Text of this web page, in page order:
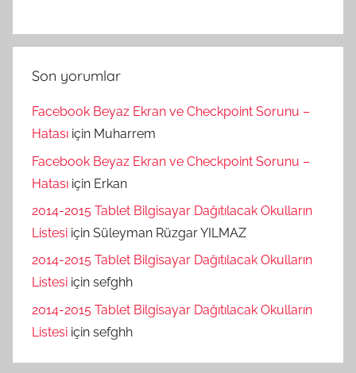
Son yorumlar
Facebook Beyaz Ekran ve Checkpoint Sorunu –
Hatası için Muharrem
Facebook Beyaz Ekran ve Checkpoint Sorunu –
Hatası için Erkan
2014-2015 Tablet Bilgisayar Dağıtılacak Okulların
Listesi için Süleyman Rüzgar YILMAZ
2014-2015 Tablet Bilgisayar Dağıtılacak Okulların
Listesi için sefghh
2014-2015 Tablet Bilgisayar Dağıtılacak Okulların
Listesi için sefghh